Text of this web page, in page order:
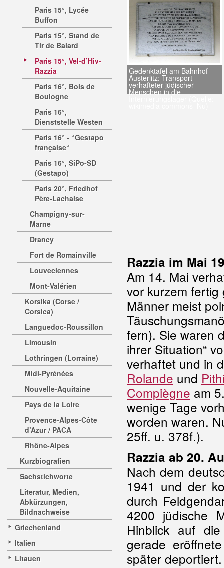
Paris 15°, Lycée
Buffon
Paris 15°, Stand de
Tir de Balard
Paris 15°, Vel-d’Hiv-
Razzia
Paris 16°, Bois de
Boulogne
Paris 16°,
Dienststelle Westen
Paris 16° - “Gestapo
française“
Paris 16°, SiPo-SD
(Gestapo)
Paris 20°, Friedhof
Père-Lachaise
Champigny-sur-
Marne
Drancy
Fort de Romainville
Louveciennes
Mont-Valérien
Korsika (Corse /
Corsica)
Languedoc-Roussillon
Limousin
Lothringen (Lorraine)
Midi-Pyrénées
Nouvelle-Aquitaine
Pays de la Loire
Provence-Alpes-Côte
d’Azur / PACA
Rhône-Alpes
Kurzbiografien
Sachstichworte
Literatur, Medien,
Abkürzungen,
Bildnachweise
Griechenland
Italien
Litauen
Gedenktafel am Bahnhof
Austerlitz: Transport
verhafteter jüdischer
Menschen in die
Razzia im Mai
Am 14. Mai
vor kurzem
Männer meist
fern). Sie waren
ihrer Situation“
verhaftet und in
Rolande und
Compiègne am
wenige Tage
worden waren.
25ff. u. 378f.).
Razzia ab 20.
Nach dem
1941 und der
durch
4200 jüdische
Hinblick auf
gerade
später deportiert.